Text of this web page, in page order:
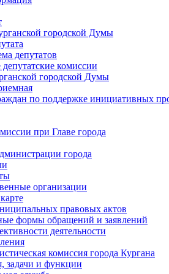
городской Думы
депутатов
комиссии
городской Думы
по поддержке инициативных
при Главе города
города
организации
правовых актов
формы обращений и заявлений
деятельности
комиссия города Кургана
задачи и функции